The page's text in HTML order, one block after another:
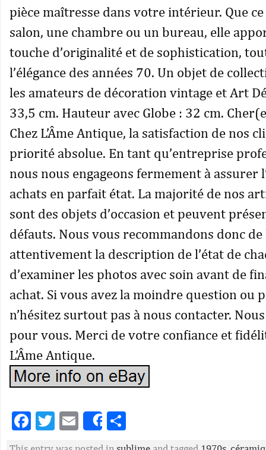
pièce maîtresse dans votre intérieur. Que
salon, une chambre ou un bureau, elle
touche d’originalité et de sophistication,
l’élégance des années 70. Un objet de
les amateurs de décoration vintage et Art
33,5 cm. Hauteur avec Globe : 32 cm.
Chez L’Âme Antique, la satisfaction de nos
priorité absolue. En tant qu’entreprise
nous nous engageons fermement à assurer
achats en parfait état. La majorité de nos
sont des objets d’occasion et peuvent
défauts. Nous vous recommandons donc
attentivement la description de l’état de
d’examiner les photos avec soin avant de
achat. Si vous avez la moindre question ou
n’hésitez surtout pas à nous contacter.
pour vous. Merci de votre confiance et
L’Âme Antique.
Facebook
Twitter
EmailShare